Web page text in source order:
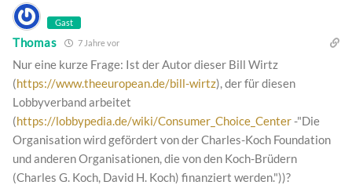
Gast
Thomas 7 Jahre vor
Nur eine kurze Frage: Ist der Autor dieser Bill Wirtz
(https://www.theeuropean.de/bill-wirtz), der für diesen
Lobbyverband arbeitet
(https://lobbypedia.de/wiki/Consumer_Choice_Center-"Die
Organisation wird gefördert von der Charles-Koch Foundation
und anderen Organisationen, die von den Koch-Brüdern
(Charles G. Koch, David H. Koch) finanziert werden."))?